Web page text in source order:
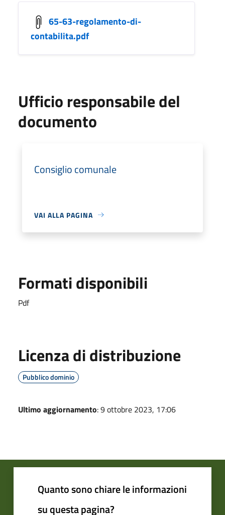
65-63-regolamento-di-
contabilita.pdf
Ufficio responsabile del
documento
Consiglio comunale
VAI ALLA PAGINA
Formati disponibili
Pdf
Licenza di distribuzione
Pubblico dominio
Ultimo aggiornamento: 9 ottobre 2023, 17:06
Quanto sono chiare le informazioni
su questa pagina?